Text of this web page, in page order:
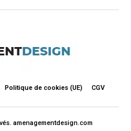
Politique de cookies (UE) CGV
amenagementdesign.com